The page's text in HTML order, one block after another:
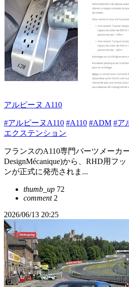
アルピーヌ A110
#アルピーヌA110 #A110 #ADM #ア
エクステンション
フランスのA110専門パーツメーカ
DesignMécanique)から、RHD用フ
ンが正式に発売されま...
thumb_up 72
comment2
2026/06/13 20:25